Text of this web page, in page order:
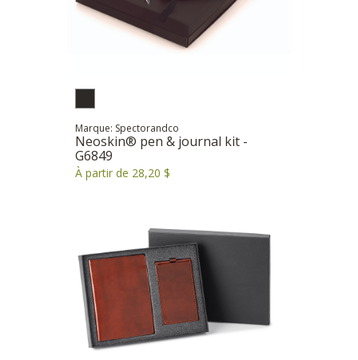
Marque: Spectorandco
Neoskin® pen & journal kit -
G6849
À partir de 28,20 $